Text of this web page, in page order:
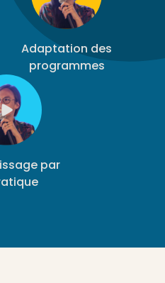
Adaptation des
programmes
par